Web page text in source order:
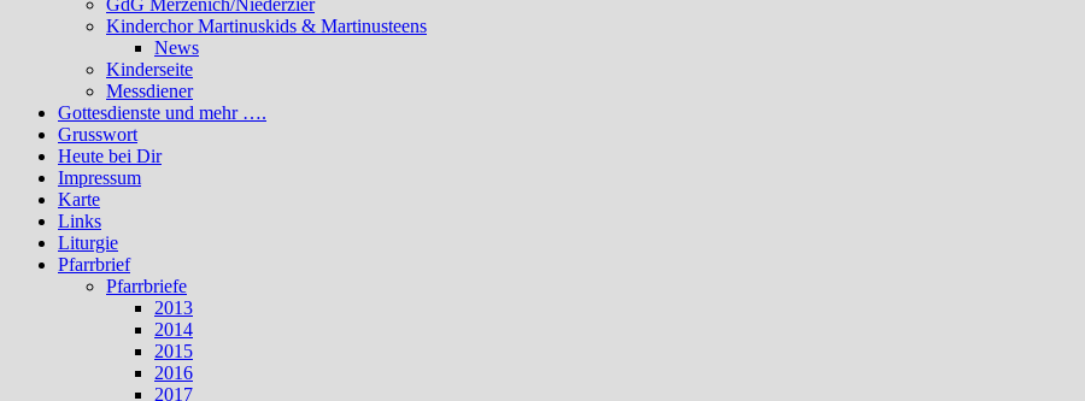
GdG Merzenich/Niederzier
Kinderchor Martinuskids & Martinusteens
News
Kinderseite
Messdiener
Gottesdienste und mehr ….
Grusswort
Heute bei Dir
Impressum
Karte
Links
Liturgie
Pfarrbrief
Pfarrbriefe
2013
2014
2015
2016
2017